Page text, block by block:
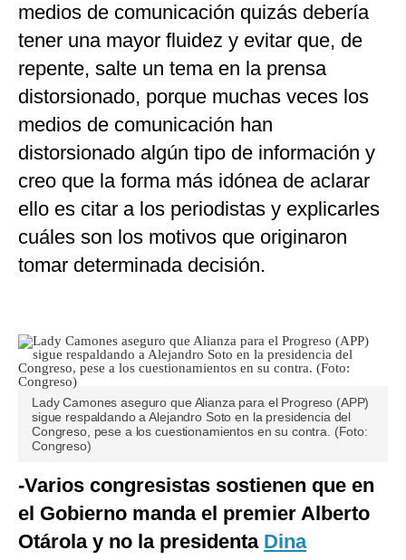
medios de comunicación quizás debería
tener una mayor fluidez y evitar que, de
repente, salte un tema en la prensa
distorsionado, porque muchas veces los
medios de comunicación han
distorsionado algún tipo de información y
creo que la forma más idónea de aclarar
ello es citar a los periodistas y explicarles
cuáles son los motivos que originaron
tomar determinada decisión.
Lady Camones aseguro que Alianza para el Progreso (APP)
sigue respaldando a Alejandro Soto en la presidencia del
Congreso, pese a los cuestionamientos en su contra. (Foto:
Congreso)
-Varios congresistas sostienen que en
el Gobierno manda el premier Alberto
Otárola y no la presidenta Dina